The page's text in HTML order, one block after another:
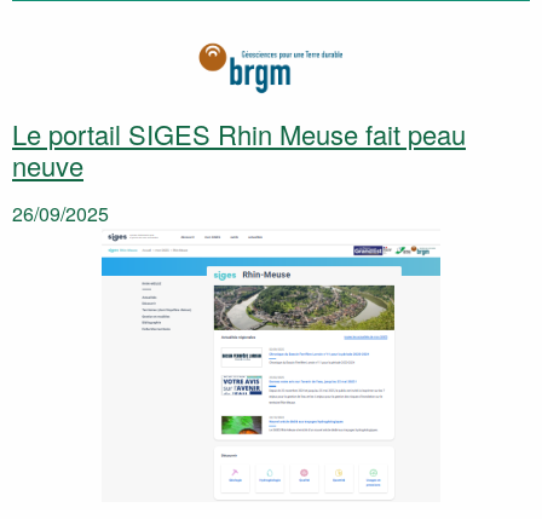
Le portail SIGES Rhin Meuse fait peau
neuve
26/09/2025